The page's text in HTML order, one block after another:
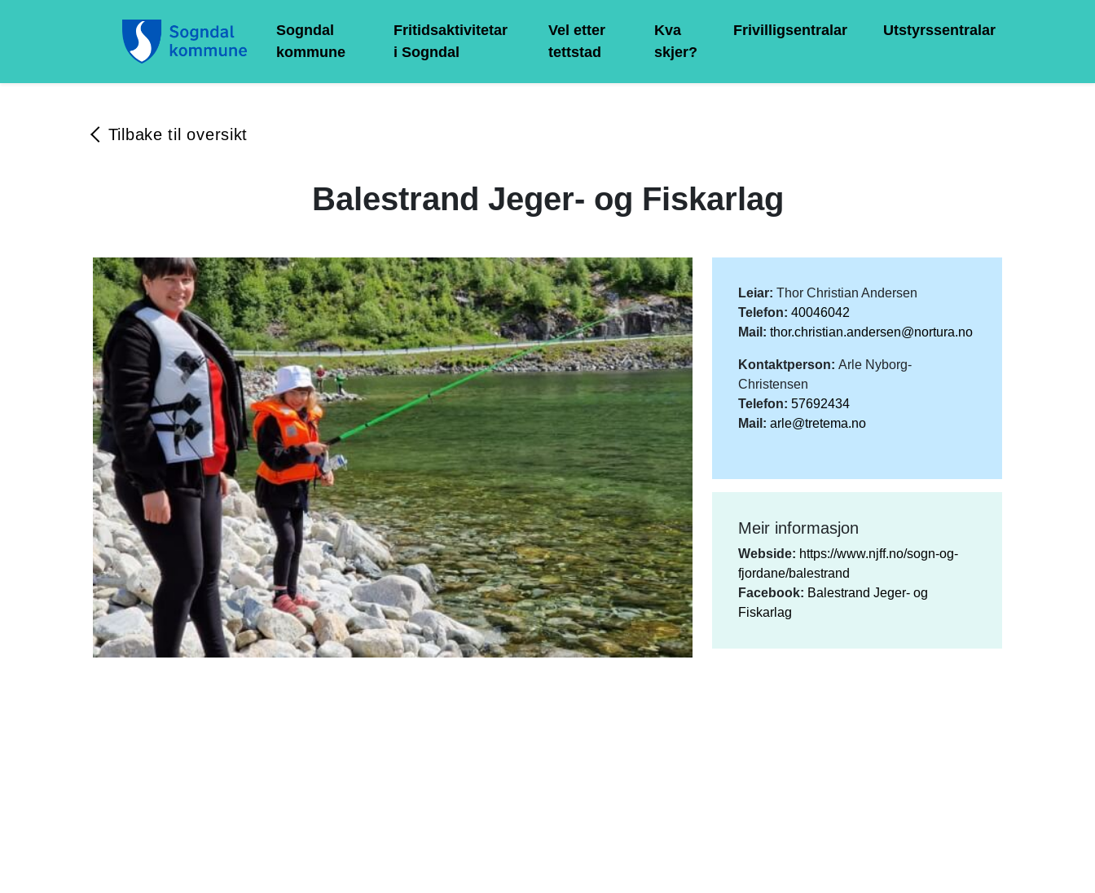
Sogndal
kommune
Fritidsaktivitetar
i Sogndal
Vel etter
tettstad
Kva
skjer?
Frivilligsentralar Utstyrssentralar
Tilbake til oversikt
Balestrand Jeger- og Fiskarlag
Leiar: Thor Christian Andersen
Telefon: 40046042
Mail: thor.christian.andersen@nortura.no
Kontaktperson: Arle Nyborg-
Christensen
Telefon: 57692434
Mail: arle@tretema.no
Meir informasjon
Webside: https://www.njff.no/sogn-og-
fjordane/balestrand
Facebook: Balestrand Jeger- og
Fiskarlag